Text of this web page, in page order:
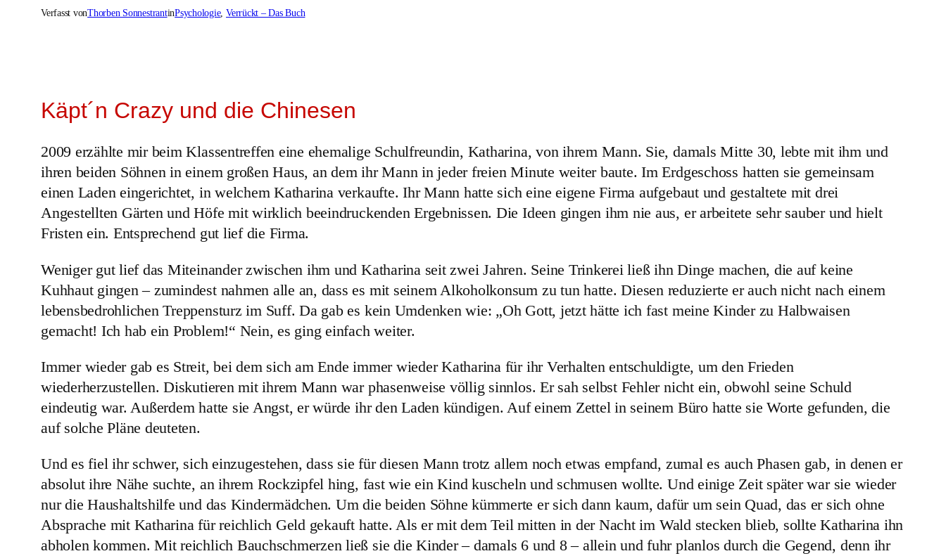
Verfasst vonThorben SonnestrantinPsychologie, Verrückt – Das Buch
Käpt´n Crazy und die Chinesen
2009 erzählte mir beim Klassentreffen eine ehemalige Schulfreundin, Katharina, von ihrem Mann. Sie, damals Mitte 30, lebte mit ihm und
ihren beiden Söhnen in einem großen Haus, an dem ihr Mann in jeder freien Minute weiter baute. Im Erdgeschoss hatten sie gemeinsam
einen Laden eingerichtet, in welchem Katharina verkaufte. Ihr Mann hatte sich eine eigene Firma aufgebaut und gestaltete mit drei
Angestellten Gärten und Höfe mit wirklich beeindruckenden Ergebnissen. Die Ideen gingen ihm nie aus, er arbeitete sehr sauber und hielt
Fristen ein. Entsprechend gut lief die Firma.
Weniger gut lief das Miteinander zwischen ihm und Katharina seit zwei Jahren. Seine Trinkerei ließ ihn Dinge machen, die auf keine
Kuhhaut gingen – zumindest nahmen alle an, dass es mit seinem Alkoholkonsum zu tun hatte. Diesen reduzierte er auch nicht nach einem
lebensbedrohlichen Treppensturz im Suff. Da gab es kein Umdenken wie: „Oh Gott, jetzt hätte ich fast meine Kinder zu Halbwaisen
gemacht! Ich hab ein Problem!“ Nein, es ging einfach weiter.
Immer wieder gab es Streit, bei dem sich am Ende immer wieder Katharina für ihr Verhalten entschuldigte, um den Frieden
wiederherzustellen. Diskutieren mit ihrem Mann war phasenweise völlig sinnlos. Er sah selbst Fehler nicht ein, obwohl seine Schuld
eindeutig war. Außerdem hatte sie Angst, er würde ihr den Laden kündigen. Auf einem Zettel in seinem Büro hatte sie Worte gefunden, die
auf solche Pläne deuteten.
Und es fiel ihr schwer, sich einzugestehen, dass sie für diesen Mann trotz allem noch etwas empfand, zumal es auch Phasen gab, in denen er
absolut ihre Nähe suchte, an ihrem Rockzipfel hing, fast wie ein Kind kuscheln und schmusen wollte. Und einige Zeit später war sie wieder
nur die Haushaltshilfe und das Kindermädchen. Um die beiden Söhne kümmerte er sich dann kaum, dafür um sein Quad, das er sich ohne
Absprache mit Katharina für reichlich Geld gekauft hatte. Als er mit dem Teil mitten in der Nacht im Wald stecken blieb, sollte Katharina ihn
abholen kommen. Mit reichlich Bauchschmerzen ließ sie die Kinder – damals 6 und 8 – allein und fuhr planlos durch die Gegend, denn ihr